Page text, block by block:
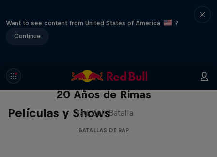
Want to see content from United States of America
?
Continue
Películas y Shows
Red Bull Batalla Nueva Historia:
20 Años de Rimas
Red Bull Batalla
BATALLAS DE RAP